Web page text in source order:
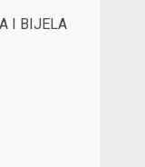
I BIJELA